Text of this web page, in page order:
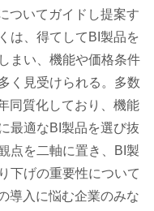
ついてガイドし提案す
は、得てしてBI製品を
まい、機能や価格条件
く見受けられる。多数
同質化しており、機能
最適なBI製品を選び抜
点を二軸に置き、BI製
下げの重要性について
導入に悩む企業のみな